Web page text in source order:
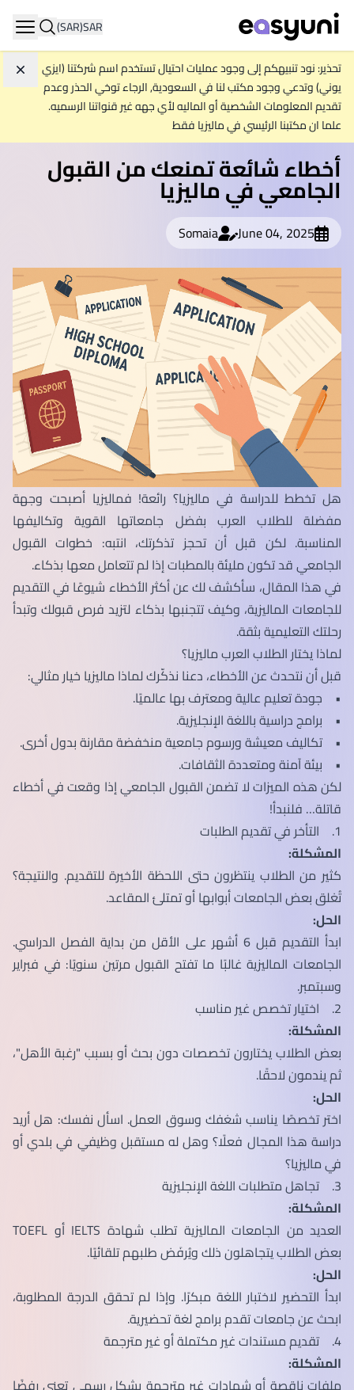
SAR
(SAR)
تحذير: نود تنبيهكم إلى وجود عمليات احتيال تستخدم اسم شركتنا (ايزي
يوني) وتدعي وجود مكتب لنا في السعودية, الرجاء توخي الحذر وعدم
تقديم المعلومات الشخصية أو الماليه لأي جهه غير قنواتنا الرسميه.
علما ان مكتبنا الرئيسي في ماليزيا فقط
أخطاء شائعة تمنعك من القبول
الجامعي في ماليزيا
June 04, 2025
Somaia
هل تخطط للدراسة في ماليزيا؟ رائعة! فماليزيا أصبحت وجهة
مفضلة للطلاب العرب بفضل جامعاتها القوية وتكاليفها
المناسبة. لكن قبل أن تحجز تذكرتك، انتبه: خطوات القبول
الجامعي قد تكون مليئة بالمطبات إذا لم تتعامل معها بذكاء.
في هذا المقال، سأكشف لك عن أكثر الأخطاء شيوعًا في التقديم
للجامعات الماليزية، وكيف تتجنبها بذكاء لتزيد فرص قبولك وتبدأ
رحلتك التعليمية بثقة.
لماذا يختار الطلاب العرب ماليزيا؟
قبل أن نتحدث عن الأخطاء، دعنا نذكّرك لماذا ماليزيا خيار مثالي:
• جودة تعليم عالية ومعترف بها عالميًا.
• برامج دراسية باللغة الإنجليزية.
• تكاليف معيشة ورسوم جامعية منخفضة مقارنة بدول أخرى.
• بيئة آمنة ومتعددة الثقافات.
لكن هذه الميزات لا تضمن القبول الجامعي إذا وقعت في أخطاء
قاتلة… فلنبدأ!
1. التأخر في تقديم الطلبات
المشكلة:
كثير من الطلاب ينتظرون حتى اللحظة الأخيرة للتقديم. والنتيجة؟
تُغلق بعض الجامعات أبوابها أو تمتلئ المقاعد.
الحل:
ابدأ التقديم قبل 6 أشهر على الأقل من بداية الفصل الدراسي.
الجامعات الماليزية غالبًا ما تفتح القبول مرتين سنويًا: في فبراير
وسبتمبر.
2. اختيار تخصص غير مناسب
المشكلة:
بعض الطلاب يختارون تخصصات دون بحث أو بسبب "رغبة الأهل"،
ثم يندمون لاحقًا.
الحل:
اختر تخصصًا يناسب شغفك وسوق العمل. اسأل نفسك: هل أريد
دراسة هذا المجال فعلًا؟ وهل له مستقبل وظيفي في بلدي أو
في ماليزيا؟
3. تجاهل متطلبات اللغة الإنجليزية
المشكلة:
العديد من الجامعات الماليزية تطلب شهادة IELTS أو TOEFL
بعض الطلاب يتجاهلون ذلك ويُرفَض طلبهم تلقائيًا.
الحل:
ابدأ التحضير لاختبار اللغة مبكرًا. وإذا لم تحقق الدرجة المطلوبة،
ابحث عن جامعات تقدم برامج لغة تحضيرية.
4. تقديم مستندات غير مكتملة أو غير مترجمة
المشكلة: